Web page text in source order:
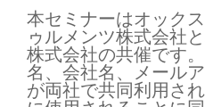
本セミナーはオック
ゥルメンツ株式会社
株式会社の共催です
名、会社名、メール
が両社で共同利用さ